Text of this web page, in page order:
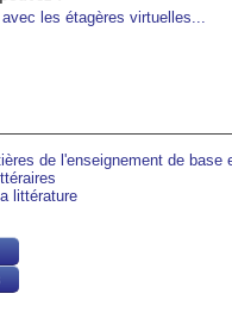
les étagères virtuelles...
de l'enseignement de base
littérature